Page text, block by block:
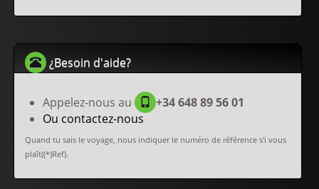
¿Besoin d'aide?
Appelez-nous au
+34 648 89 56 01
Ou contactez-nous
Quand tu sais le voyage, nous indiquer le numéro de référence s'i vous
plaît((*)Ref).